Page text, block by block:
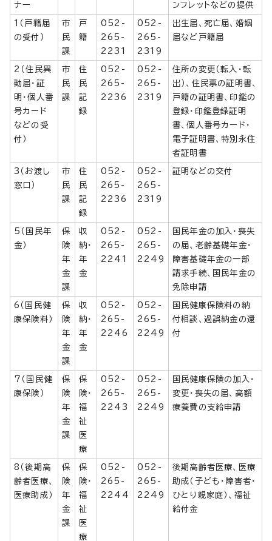
ナー
ンフレットなどの提供
1（戸籍届
の受付）
市
民
課
戸
籍
052-
265-
2231
052-
265-
2319
出生届、死亡届、婚姻
届など戸籍届
2（住民異
動届・証
明・個人番
号カード
などの受
付）
市
民
課
住
民
記
録
052-
265-
2236
052-
265-
2319
住所の変更（転入・転
出）、住民票の証明書、
戸籍の証明書、印鑑の
登録・印鑑登録証明
書、個人番号カード・
電子証明書、特別永住
者証明書
3（お渡し
窓口）
市
民
課
住
民
記
録
052-
265-
2236
052-
265-
2319
証明などの交付
5（国民年
金）
保
険
年
金
課
収
納・
年
金
052-
265-
2241
052-
265-
2249
国民年金の加入・喪失
の届、老齢基礎年金・
障害基礎年金の一部
請求手続、国民年金の
免除申請
6（国民健
康保険料）
保
険
年
金
課
収
納・
年
金
052-
265-
2246
052-
265-
2249
国民健康保険料の納
付相談、過誤納金の還
付
7（国民健
康保険）
保
険
年
金
課
保
険・
福
祉
医
療
052-
265-
2243
052-
265-
2249
国民健康保険の加入・
変更・喪失の届、高額
療養費の支給申請
8（後期高
齢者医療、
医療助成）
保
険
年
金
課
保
険・
福
祉
医
療
052-
265-
2244
052-
265-
2249
後期高齢者医療、医療
助成（子ども・障害者・
ひとり親家庭）、福祉
給付金